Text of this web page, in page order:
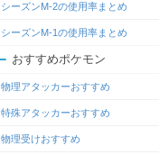
シーズンM-2の使用率まとめ
シーズンM-1の使用率まとめ
おすすめポケモン
物理アタッカーおすすめ
特殊アタッカーおすすめ
物理受けおすすめ